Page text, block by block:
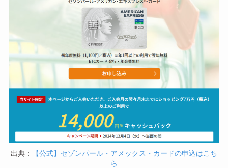
出典：
【公式】セゾンパール・アメックス・カードの申込はこち
ら